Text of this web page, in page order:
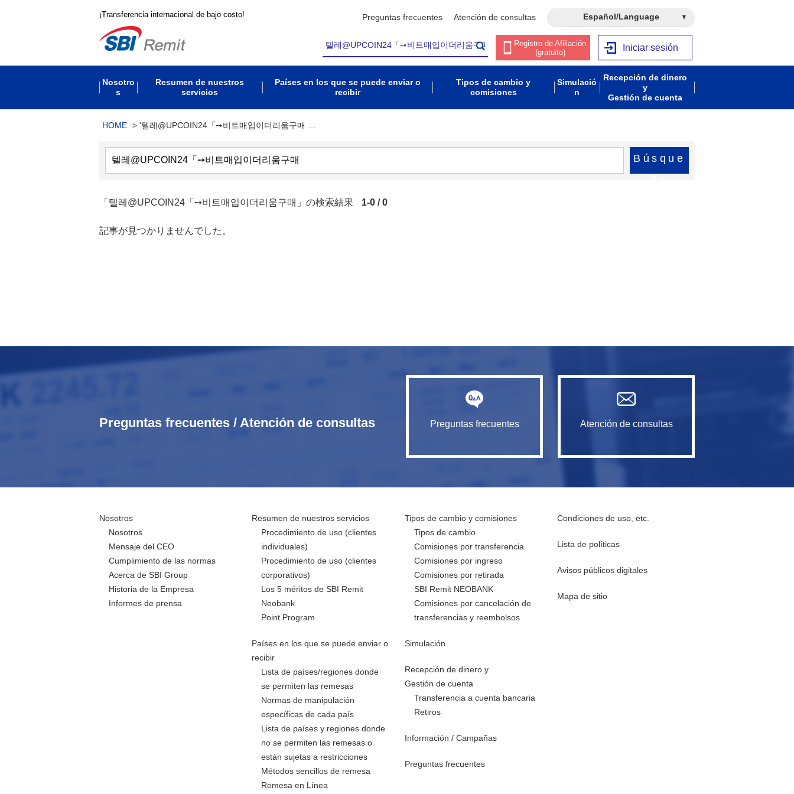
¡Transferencia internacional de bajo costo! Preguntas frecuentes Atención de consultas Español/Language
Registro de Afiliación
(gratuito)
Iniciar sesión
Nosotro
s
Resumen de nuestros
servicios
Países en los que se puede enviar o
recibir
Tipos de cambio y
comisiones
Simulació
n
Recepción de dinero
y
Gestión de cuenta
HOME > '텔레@UPCOIN24「➙비트매입이더리움구매 …
Búsque
「텔레@UPCOIN24「➙비트매입이더리움구매」の検索結果 1-0 / 0
記事が見つかりませんでした。
Preguntas frecuentes / Atención de consultas Preguntas frecuentes Atención de consultas
Nosotros
Nosotros
Mensaje del CEO
Cumplimiento de las normas
Acerca de SBI Group
Historia de la Empresa
Informes de prensa
Resumen de nuestros servicios
Procedimiento de uso (clientes
individuales)
Procedimiento de uso (clientes
corporativos)
Los 5 méritos de SBI Remit
Neobank
Point Program
Países en los que se puede enviar o
recibir
Lista de países/regiones donde
se permiten las remesas
Normas de manipulación
específicas de cada país
Lista de países y regiones donde
no se permiten las remesas o
están sujetas a restricciones
Métodos sencillos de remesa
Remesa en Línea
Tipos de cambio y comisiones
Tipos de cambio
Comisiones por transferencia
Comisiones por ingreso
Comisiones por retirada
SBI Remit NEOBANK
Comisiones por cancelación de
transferencias y reembolsos
Simulación
Recepción de dinero y
Gestión de cuenta
Transferencia a cuenta bancaria
Retiros
Información / Campañas
Preguntas frecuentes
Condiciones de uso, etc.
Lista de políticas
Avisos públicos digitales
Mapa de sitio